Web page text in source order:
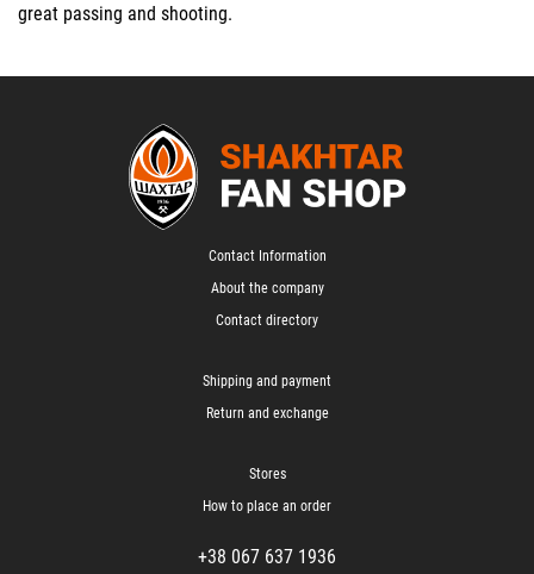
great passing and shooting.
Contact Information
About the company
Contact directory
Shipping and payment
Return and exchange
Stores
How to place an order
+38 067 637 1936